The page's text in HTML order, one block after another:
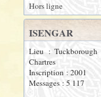
Hors ligne
ISENGAR
Lieu : Tuckborough
Chartres
Inscription : 2001
Messages : 5 117